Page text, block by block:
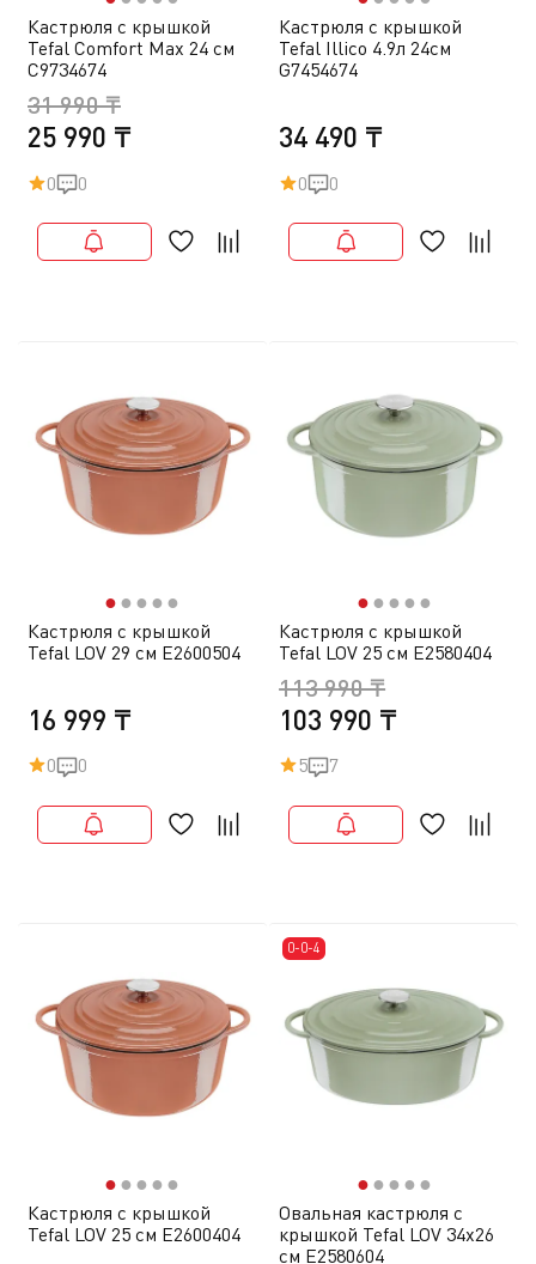
Кастрюля с крышкой
Tefal Comfort Max 24 см
C9734674
25 990 ₸
31 990 ₸
0 0
Кастрюля с крышкой
Tefal Illico 4.9л 24см
G7454674
34 490 ₸
0 0
●● ● ● ●
Кастрюля с крышкой
Tefal LOV 29 см E2600504
16 999 ₸
0 0
●● ● ● ●
Кастрюля с крышкой
Tefal LOV 25 см E2580404
103 990 ₸
113 990 ₸
5 7
●● ● ● ●
Кастрюля с крышкой
Tefal LOV 25 см E2600404
0-0-4
●● ● ● ●
Овальная кастрюля с
крышкой Tefal LOV 34х26
см E2580604